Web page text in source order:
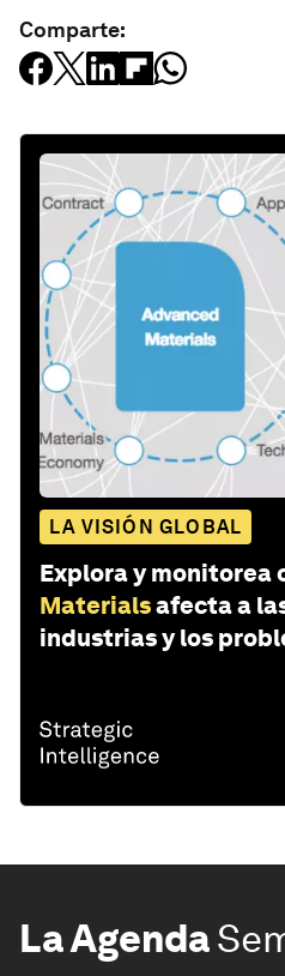
Comparte:
LA VISIÓN GLOBAL
Explora y monitorea
Materialsafecta a
industrias y los
La Agenda